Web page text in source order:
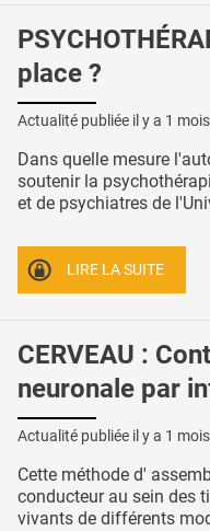
place ?
Actualité publiée il y a 1
Dans quelle mesure
soutenir la
et de psychiatres de
LIRE LA SUITE
CERVEAU :
neuronale par
Actualité publiée il y a 1
Cette méthode d'
conducteur au sein des
vivants de différents